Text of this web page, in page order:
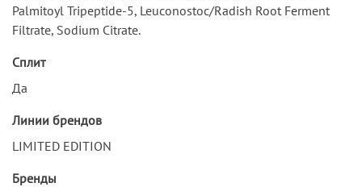
Palmitoyl Tripeptide-5, Leuconostoc/Radish Root Ferment
Filtrate, Sodium Citrate.
Сплит
Да
Линии брендов
LIMITED EDITION
Бренды